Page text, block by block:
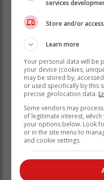
Die kompetisies vind in
Daar is die Protea o/16,
meesters en vroue-
Johan May en Jaco
beide van die
services
Store and/or
Learn more
Your personal data will be
your device (cookies,
may be stored by,
or used specifically by this
precise geolocation data.
Some vendors may
of legitimate interest,
your options below. Look
or in the site menu to
and cookie settings.